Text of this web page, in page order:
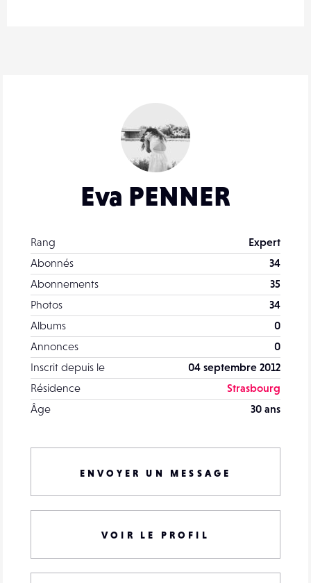
Eva PENNER
Rang
Expert
Abonnés
34
Abonnements
35
Photos
34
Albums
0
Annonces
0
Inscrit depuis le
04 septembre 2012
Résidence
Strasbourg
Âge
30 ans
ENVOYER UN MESSAGE
VOIR LE PROFIL